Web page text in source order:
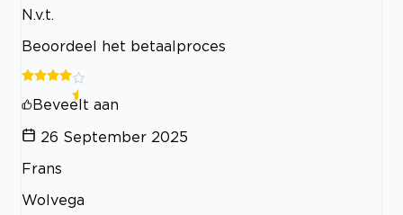
N.v.t.
Beoordeel het betaalproces
Beveelt aan
26 September 2025
Frans
Wolvega